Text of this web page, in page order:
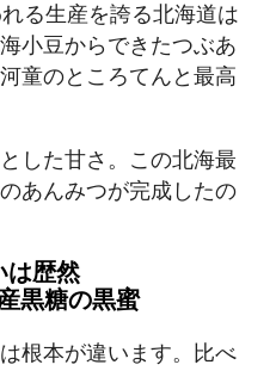
る生産を誇る北海道は
小豆からできたつぶあ
童のところてんと最高
した甘さ。この北海最
あんみつが完成したの
は歴然
黒糖の黒蜜
根本が違います。比べ